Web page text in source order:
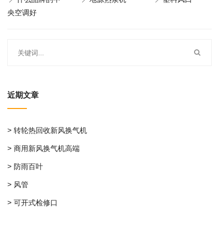
央空调好
近期文章
> 转轮热回收新风换气机
> 商用新风换气机高端
> 防雨百叶
> 风管
> 可开式检修口